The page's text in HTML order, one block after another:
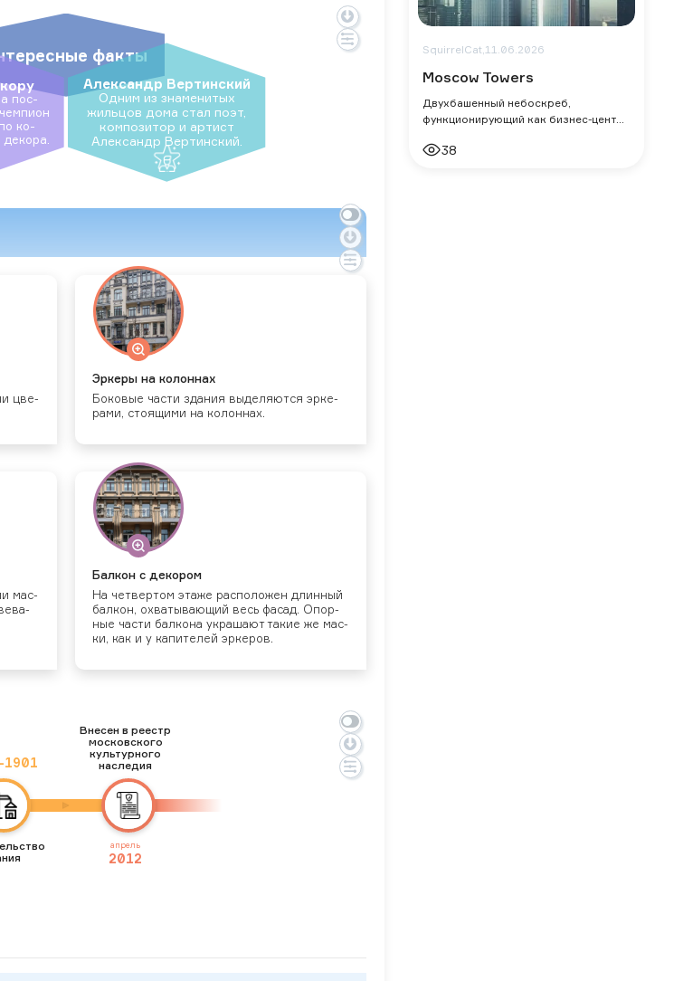
факты
пос­
ко­
Александр Вертинский
Од­ним из зна­мени­тых
жиль­цов до­ма стал по­эт,
ком­по­зитор и ар­тист
Алек­сандр Вер­тин­ский.
цве­
Эр­ке­ры на ко­лон­нах
Бо­ковые час­ти зда­ния вы­деля­ют­ся эр­ке­
рами, сто­ящи­ми на ко­лон­нах.
мас­
Бал­кон с де­кором
На чет­вертом эта­же рас­по­ложен длин­ный
бал­кон, ох­ва­тыва­ющий весь фа­сад. Опор­
ные час­ти бал­ко­на ук­ра­ша­ют та­кие же мас­
ки, как и у ка­пите­лей эр­ке­ров.
-1901
апрель
2012
Внесен в реестр
московского
культурного
наследия
SquirrelCat,11.06.2026
Moscow Towers
Двухбашенный небоскреб,
функционирующий как бизнес-центр
Сити.
38